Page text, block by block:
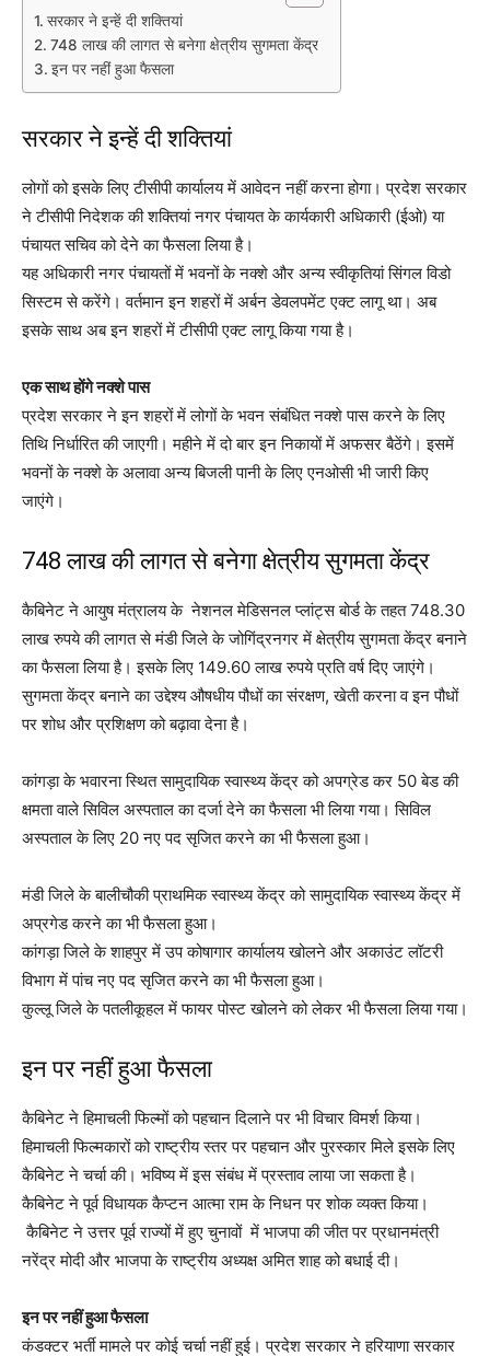
सरकार ने इन्हें दी शक्तियां
748 लाख की लागत से बनेगा क्षेत्रीय सुगमता केंद्र
इन पर नहीं हुआ फैसला
सरकार ने इन्हें दी शक्तियां
लोगों को इसके लिए टीसीपी कार्यालय में आवेदन नहीं करना होगा। प्रदेश सरकार
ने टीसीपी निदेशक की शक्तियां नगर पंचायत के कार्यकारी अधिकारी (ईओ) या
पंचायत सचिव को देने का फैसला लिया है।
यह अधिकारी नगर पंचायतों में भवनों के नक्शे और अन्य स्वीकृतियां सिंगल विडो
सिस्टम से करेंगे। वर्तमान इन शहरों में अर्बन डेवलपमेंट एक्ट लागू था। अब
इसके साथ अब इन शहरों में टीसीपी एक्ट लागू किया गया है।
एक साथ होंगे नक्शे पास
प्रदेश सरकार ने इन शहरों में लोगों के भवन संबंधित नक्शे पास करने के लिए
तिथि निर्धारित की जाएगी। महीने में दो बार इन निकायों में अफसर बैठेंगे। इसमें
भवनों के नक्शे के अलावा अन्य बिजली पानी के लिए एनओसी भी जारी किए
जाएंगे।
748 लाख की लागत से बनेगा क्षेत्रीय सुगमता केंद्र
कैबिनेट ने आयुष मंत्रालय के नेशनल मेडिसनल प्लांट्स बोर्ड के तहत 748.30
लाख रुपये की लागत से मंडी जिले के जोगिंद्रनगर में क्षेत्रीय सुगमता केंद्र बनाने
का फैसला लिया है। इसके लिए 149.60 लाख रुपये प्रति वर्ष दिए जाएंगे।
सुगमता केंद्र बनाने का उद्देश्य औषधीय पौधों का संरक्षण, खेती करना व इन पौधों
पर शोध और प्रशिक्षण को बढ़ावा देना है।
कांगड़ा के भवारना स्थित सामुदायिक स्वास्थ्य केंद्र को अपग्रेड कर 50 बेड की
क्षमता वाले सिविल अस्पताल का दर्जा देने का फैसला भी लिया गया। सिविल
अस्पताल के लिए 20 नए पद सृजित करने का भी फैसला हुआ।
मंडी जिले के बालीचौकी प्राथमिक स्वास्थ्य केंद्र को सामुदायिक स्वास्थ्य केंद्र में
अप्रगेड करने का भी फैसला हुआ।
कांगड़ा जिले के शाहपुर में उप कोषागार कार्यालय खोलने और अकाउंट लॉटरी
विभाग में पांच नए पद सृजित करने का भी फैसला हुआ।
कुल्लू जिले के पतलीकूहल में फायर पोस्ट खोलने को लेकर भी फैसला लिया गया।
इन पर नहीं हुआ फैसला
कैबिनेट ने हिमाचली फिल्मों को पहचान दिलाने पर भी विचार विमर्श किया।
हिमाचली फिल्मकारों को राष्ट्रीय स्तर पर पहचान और पुरस्कार मिले इसके लिए
कैबिनेट ने चर्चा की। भविष्य में इस संबंध में प्रस्ताव लाया जा सकता है।
कैबिनेट ने पूर्व विधायक कैप्टन आत्मा राम के निधन पर शोक व्यक्त किया।
कैबिनेट ने उत्तर पूर्व राज्यों में हुए चुनावों में भाजपा की जीत पर प्रधानमंत्री
नरेंद्र मोदी और भाजपा के राष्ट्रीय अध्यक्ष अमित शाह को बधाई दी।
इन पर नहीं हुआ फैसला
कंडक्टर भर्ती मामले पर कोई चर्चा नहीं हुई। प्रदेश सरकार ने हरियाणा सरकार